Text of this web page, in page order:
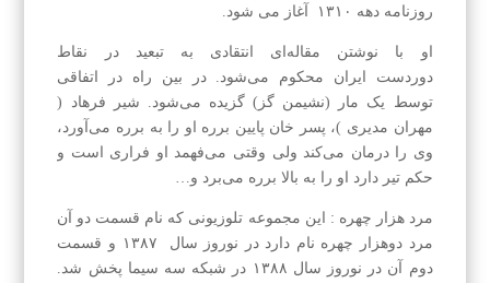
روزنامه دهه ۱۳۱۰ آغاز می شود.
او با نوشتن مقاله‌ای انتقادی به تبعید در نقاط
دوردست ایران محکوم می‌شود. در بین راه در اتفاقی
توسط یک مار (نشیمن گز) گزیده می‌شود. شیر فرهاد (
مهران مدیری )، پسر خان پایین برره او را به برره می‌آورد،
وی را درمان می‌کند ولی وقتی می‌فهمد او فراری است و
حکم تیر دارد او را به بالا برره می‌برد و…
مرد هزار چهره : این مجموعه تلوزیونی که نام قسمت دو آن
مرد دوهزار چهره نام دارد در نوروز سال ۱۳۸۷ و قسمت
دوم آن در نوروز سال ۱۳۸۸ در شبکه سه سیما پخش شد.